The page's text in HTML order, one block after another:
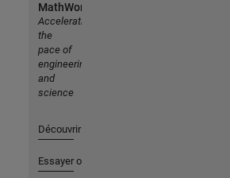
MathWorks
Accelerating
the
pace of
engineering
and
science
Découvrir les produits
Essayer ou acheter